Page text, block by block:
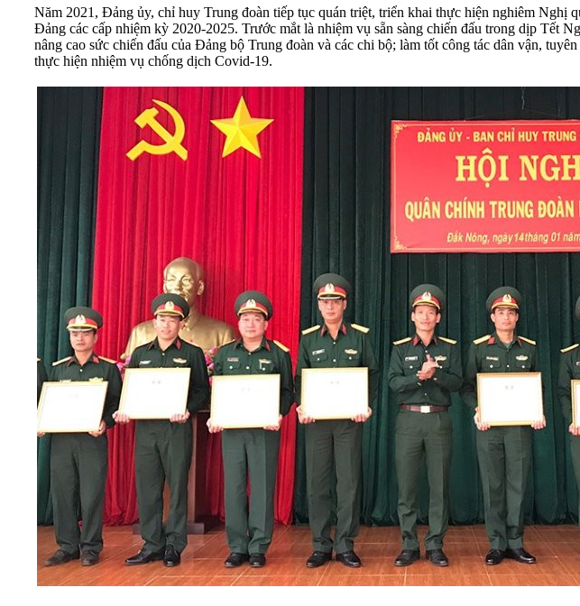
Năm 2021, Đảng ủy, chỉ huy Trung đoàn tiếp tục quán triệt, triển khai thực hiện nghiêm
Đảng các cấp nhiệm kỳ 2020-2025. Trước mắt là nhiệm vụ sẵn sàng chiến đấu trong dịp Tết
nâng cao sức chiến đấu của Đảng bộ Trung đoàn và các chi bộ; làm tốt công tác dân vận,
thực hiện nhiệm vụ chống dịch Covid-19.